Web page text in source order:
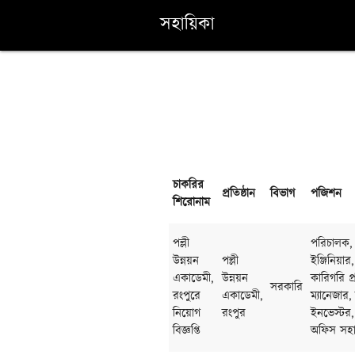
সহায়িকা
চাকরির
শিরোনাম
প্রতিষ্ঠান বিভাগ পজিশন
পল্লী
উন্নয়ন
একাডেমী,
রংপুরে
নিয়োগ
বিজ্ঞপ্তি
পল্লী
উন্নয়ন
একাডেমী,
রংপুর
সরকারি
পরিচালক,
কারিগরি
অফিস